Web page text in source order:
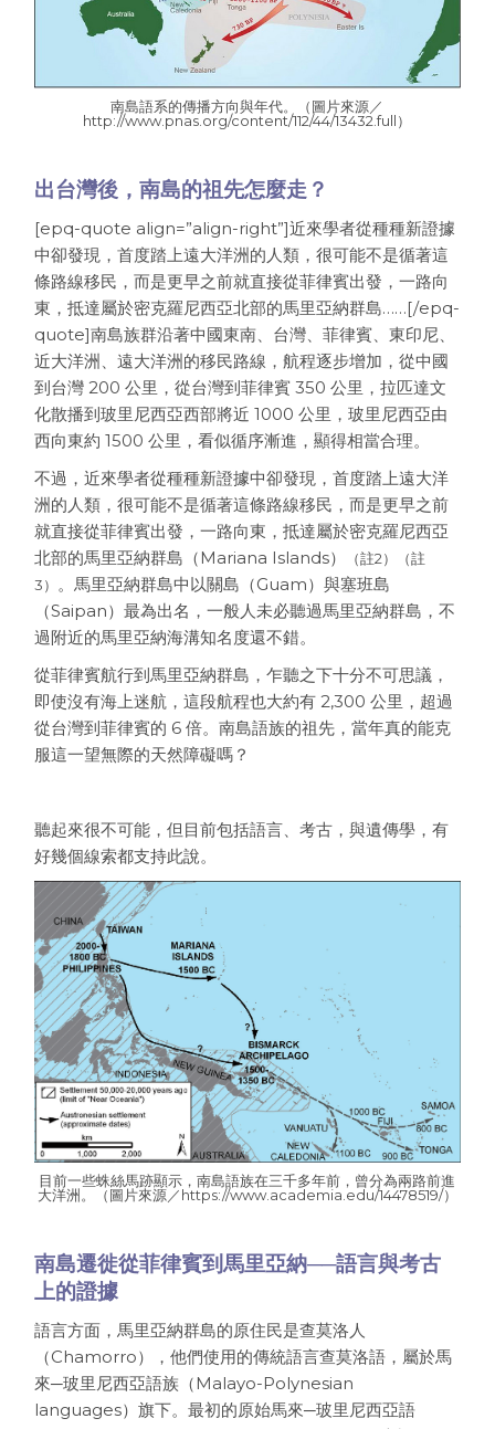
南島語系的傳播方向與年代。（圖片來源／
http://www.pnas.org/content/112/44/13432.full）
出台灣後，南島的祖先怎麼走？
[epq-quote align=”align-right”]近來學者從種種新證據
中卻發現，首度踏上遠大洋洲的人類，很可能不是循著這
條路線移民，而是更早之前就直接從菲律賓出發，一路向
東，抵達屬於密克羅尼西亞北部的馬里亞納群島……[/epq-
quote]南島族群沿著中國東南、台灣、菲律賓、東印尼、
近大洋洲、遠大洋洲的移民路線，航程逐步增加，從中國
到台灣 200 公里，從台灣到菲律賓 350 公里，拉匹達文
化散播到玻里尼西亞西部將近 1000 公里，玻里尼西亞由
西向東約 1500 公里，看似循序漸進，顯得相當合理。
不過，近來學者從種種新證據中卻發現，首度踏上遠大洋
洲的人類，很可能不是循著這條路線移民，而是更早之前
就直接從菲律賓出發，一路向東，抵達屬於密克羅尼西亞
北部的馬里亞納群島（Mariana Islands）
（註2）（註
3）
。馬里亞納群島中以關島（Guam）與塞班島
（Saipan）最為出名，一般人未必聽過馬里亞納群島，不
過附近的馬里亞納海溝知名度還不錯。
從菲律賓航行到馬里亞納群島，乍聽之下十分不可思議，
即使沒有海上迷航，這段航程也大約有 2,300 公里，超過
從台灣到菲律賓的 6 倍。南島語族的祖先，當年真的能克
服這一望無際的天然障礙嗎？
聽起來很不可能，但目前包括語言、考古，與遺傳學，有
好幾個線索都支持此說。
目前一些蛛絲馬跡顯示，南島語族在三千多年前，曾分為兩路前進
大洋洲。（圖片來源／https://www.academia.edu/14478519/）
南島遷徙從菲律賓到馬里亞納──語言與考古
上的證據
語言方面，馬里亞納群島的原住民是查莫洛人
（Chamorro），他們使用的傳統語言查莫洛語，屬於馬
來─玻里尼西亞語族（Malayo-Polynesian
languages）旗下。最初的原始馬來─玻里尼西亞語